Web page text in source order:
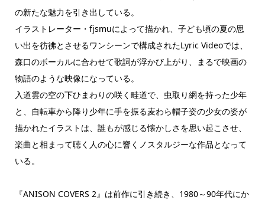
の新たな魅力を引き出している。
イラストレーター・fjsmuによって描かれ、子ども頃の夏の思
い出を彷彿とさせるワンシーンで構成されたLyric Videoでは、
森口のボーカルに合わせて歌詞が浮かび上がり、まるで映画の
物語のような映像になっている。
入道雲の空の下ひまわりの咲く畦道で、虫取り網を持った少年
と、自転車から降り少年に手を振る麦わら帽子姿の少女の姿が
描かれたイラストは、誰もが感じる懐かしさを思い起こさせ、
楽曲と相まって聴く人の心に響くノスタルジーな作品となって
いる。
『ANISON COVERS 2』は前作に引き続き、1980～90年代にか